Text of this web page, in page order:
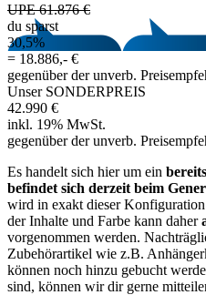
UPE 61.876 €
du sparst
30,5%
= 18.886,- €
gegenüber der unverb.
Unser SONDERPREIS
42.990 €
inkl. 19% MwSt.
gegenüber der unverb.
Es handelt sich hier um ein
befindet sich derzeit beim
wird in exakt dieser
der Inhalte und Farbe kann daher
vorgenommen werden.
Zubehörartikel wie z.B.
können noch hinzu gebucht
sind, können wir dir gerne